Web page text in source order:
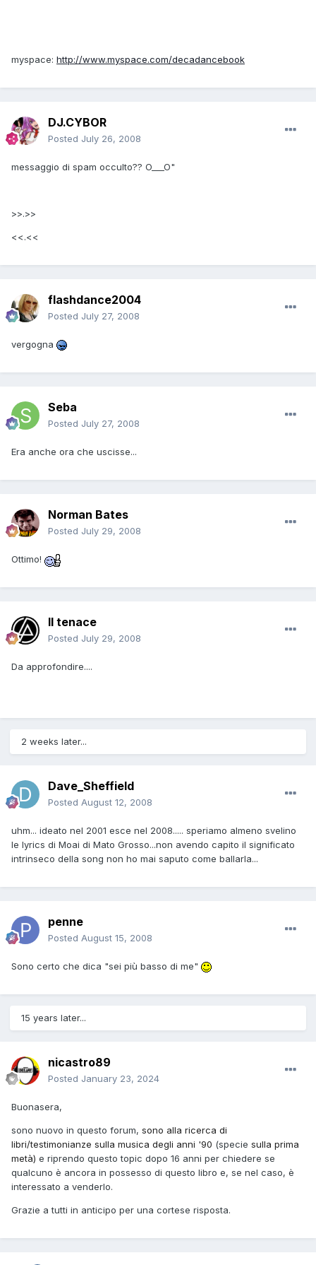
myspace: http://www.myspace.com/decadancebook
DJ.CYBOR
Posted July 26, 2008
messaggio di spam occulto?? O___O"
>>.>>
<<.<<
flashdance2004
Posted July 27, 2008
vergogna
Seba
Posted July 27, 2008
Era anche ora che uscisse...
Norman Bates
Posted July 29, 2008
Ottimo!
Il tenace
Posted July 29, 2008
Da approfondire....
2 weeks later...
Dave_Sheffield
Posted August 12, 2008
uhm... ideato nel 2001 esce nel 2008..... speriamo almeno svelino
le lyrics di Moai di Mato Grosso...non avendo capito il significato
intrinseco della song non ho mai saputo come ballarla...
penne
Posted August 15, 2008
Sono certo che dica "sei più basso di me"
15 years later...
nicastro89
Posted January 23, 2024
Buonasera,
sono nuovo in questo forum, sono alla ricerca di
libri/testimonianze sulla musica degli anni '90 (specie sulla prima
metà) e riprendo questo topic dopo 16 anni per chiedere se
qualcuno è ancora in possesso di questo libro e, se nel caso, è
interessato a venderlo.
Grazie a tutti in anticipo per una cortese risposta.